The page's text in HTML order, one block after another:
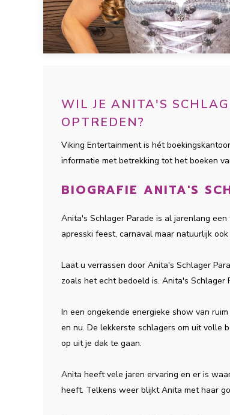
WIL JE ANITA'S
OPTREDEN?
Viking Entertainment is hét
informatie met betrekking tot het boeken
BIOGRAFIE ANITA'S
Anita's Schlager Parade is al jarenlang
apresski feest, carnaval maar natuurlijk
Laat u verrassen door Anita's Schlager
zoals het echt bedoeld is. Anita's Schlager
In een ongekende energieke show van
en nu. De lekkerste schlagers om uit volle
op uit je dak te gaan.
Anita heeft vele jaren ervaring en er is
heeft. Telkens weer blijkt Anita met haar